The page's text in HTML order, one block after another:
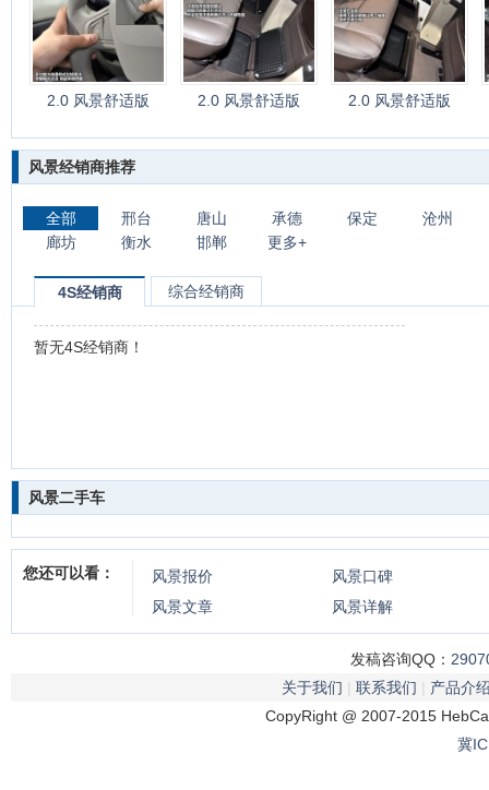
2.0 风景舒适版 2.0 风景舒适版 2.0 风景舒适版
风景经销商推荐
全部 邢台 唐山 承德 保定
沧州
廊坊
衡水 邯郸 更多+
4S经销商 综合经销商
暂无4S经销商！
风景二手车
您还可以看： 风景报价 风景口碑
风景文章 风景详解
发稿咨询QQ：
关于我们
联系我们
产品介
CopyRight @ 2007-2015
冀